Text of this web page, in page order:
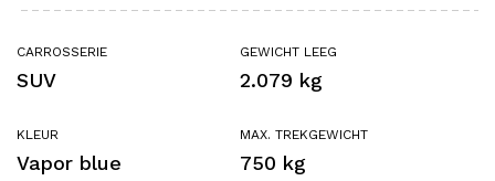
CARROSSERIE
SUV
KLEUR
Vapor blue
GEWICHT LEEG
2.079 kg
MAX. TREKGEWICHT
750 kg